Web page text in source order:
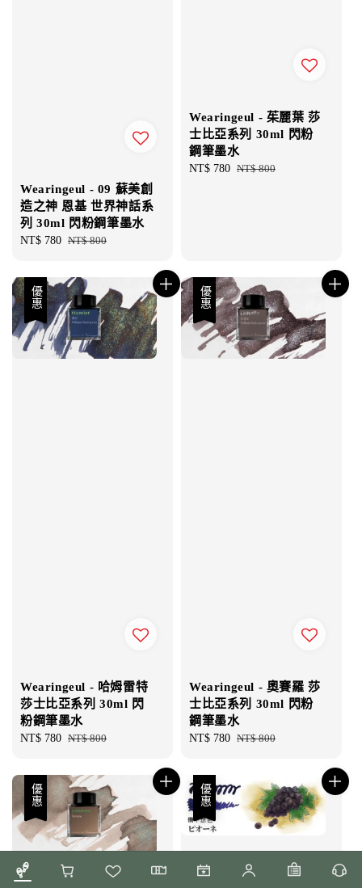
Wearingeul - 09 蘇美創
造之神 恩基 世界神話系
列 30ml 閃粉鋼筆墨水
Sale
NT$ 780 Regular
NT$ 800
Wearingeul - 茱麗葉 莎
士比亞系列 30ml 閃粉
鋼筆墨水
Sale
NT$ 780 Regular
NT$ 800
優惠
Wearingeul - 哈姆雷特
莎士比亞系列 30ml 閃
粉鋼筆墨水
Sale
NT$ 780 Regular
NT$ 800
優惠
Wearingeul - 奧賽羅 莎
士比亞系列 30ml 閃粉
鋼筆墨水
Sale
NT$ 780 Regular
NT$ 800
優惠 優惠